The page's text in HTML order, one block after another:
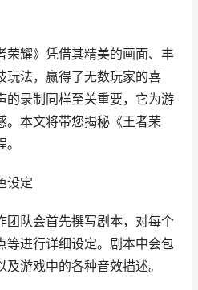
荣耀》凭借其精美的画面、丰
玩法，赢得了无数玩家的喜
的录制同样至关重要，它为游
。本文将带您揭秘《王者荣
设定
团队会首先撰写剧本，对每个
等进行详细设定。剧本中会包
游戏中的各种音效描述。